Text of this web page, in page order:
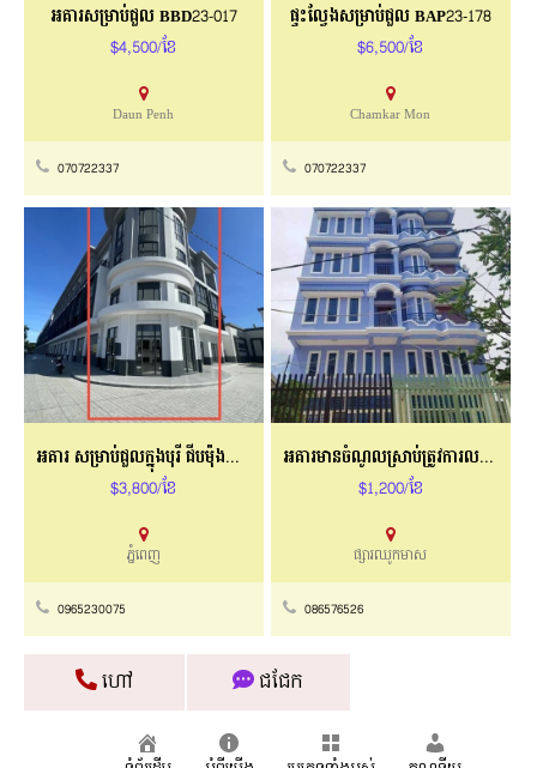
ហៅ ជជែក
អគារសម្រាប់ជួល BBD23-017
$4,500/ខែ
Daun Penh
070722337
ផ្ទះល្វែងសម្រាប់ជួល BAP23-178
$6,500/ខែ
Chamkar Mon
070722337
អគារ សម្រាប់ជួលក្នុងបុរី ជីបម៉ុងលែន
$3,800/ខែ
ភ្នំពេញ
0965230075
អគារមានចំណូលស្រាប់ត្រូវការលក់បន្ទាន់
$1,200/ខែ
ផ្សារឈូកមាស
086576526